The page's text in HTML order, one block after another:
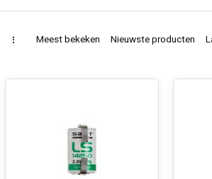
Meest bekeken Nieuwste producten